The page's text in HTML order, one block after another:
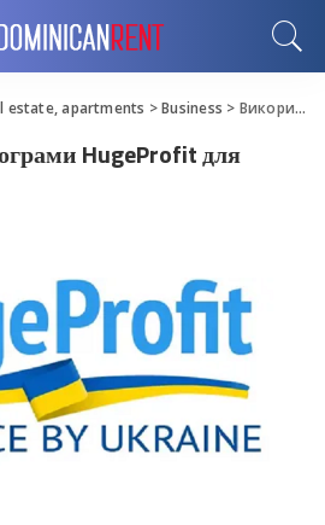
estate, apartments >Business > Використання програми HugeProfit для обліку товару
HugeProfit для